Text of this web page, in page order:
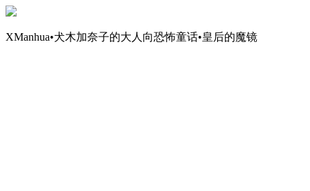
XManhua•犬木加奈子的大人向恐怖童话•皇后的魔镜